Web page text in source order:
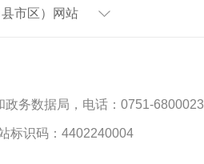
市区）网站
务数据局，电话：0751-6800023
标识码：4402240004